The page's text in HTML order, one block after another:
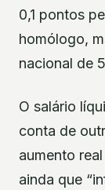
0,1 pontos
homólogo,
nacional de
O salário
conta de
aumento
ainda que